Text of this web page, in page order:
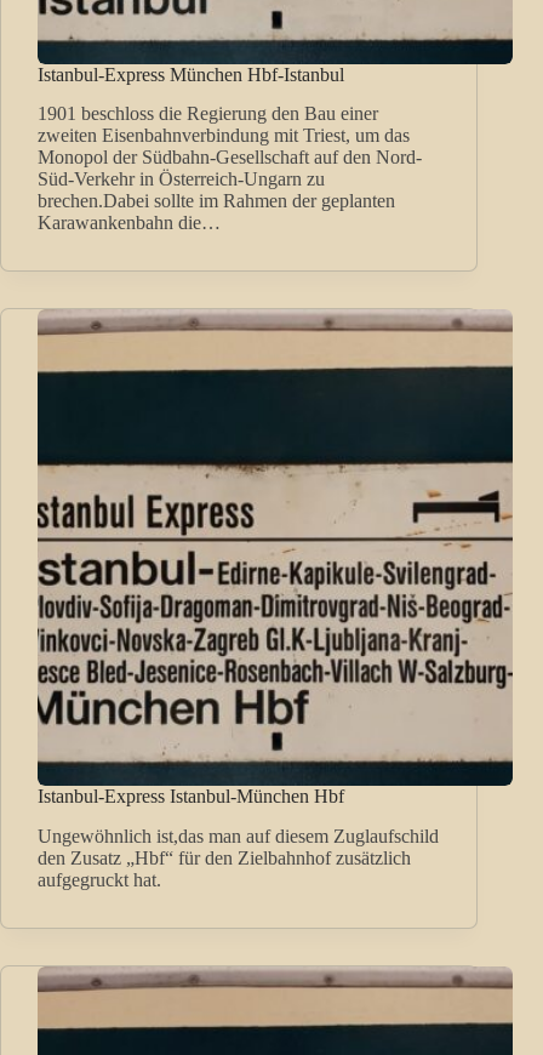
Istanbul-Express München Hbf-Istanbul
1901 beschloss die Regierung den Bau einer
zweiten Eisenbahnverbindung mit Triest, um das
Monopol der Südbahn-Gesellschaft auf den Nord-
Süd-Verkehr in Österreich-Ungarn zu
brechen.Dabei sollte im Rahmen der geplanten
Karawankenbahn die…
Istanbul-Express Istanbul-München Hbf
Ungewöhnlich ist,das man auf diesem Zuglaufschild
den Zusatz „Hbf“ für den Zielbahnhof zusätzlich
aufgegruckt hat.